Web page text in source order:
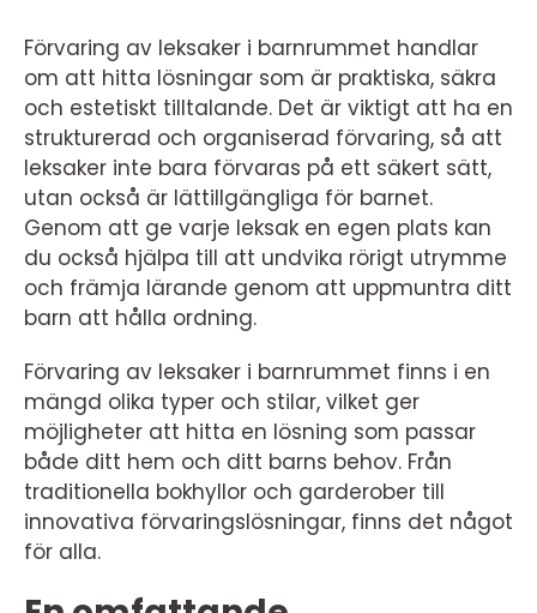
Förvaring av leksaker i barnrummet handlar
om att hitta lösningar som är praktiska, säkra
och estetiskt tilltalande. Det är viktigt att ha en
strukturerad och organiserad förvaring, så att
leksaker inte bara förvaras på ett säkert sätt,
utan också är lättillgängliga för barnet.
Genom att ge varje leksak en egen plats kan
du också hjälpa till att undvika rörigt utrymme
och främja lärande genom att uppmuntra ditt
barn att hålla ordning.
Förvaring av leksaker i barnrummet finns i en
mängd olika typer och stilar, vilket ger
möjligheter att hitta en lösning som passar
både ditt hem och ditt barns behov. Från
traditionella bokhyllor och garderober till
innovativa förvaringslösningar, finns det något
för alla.